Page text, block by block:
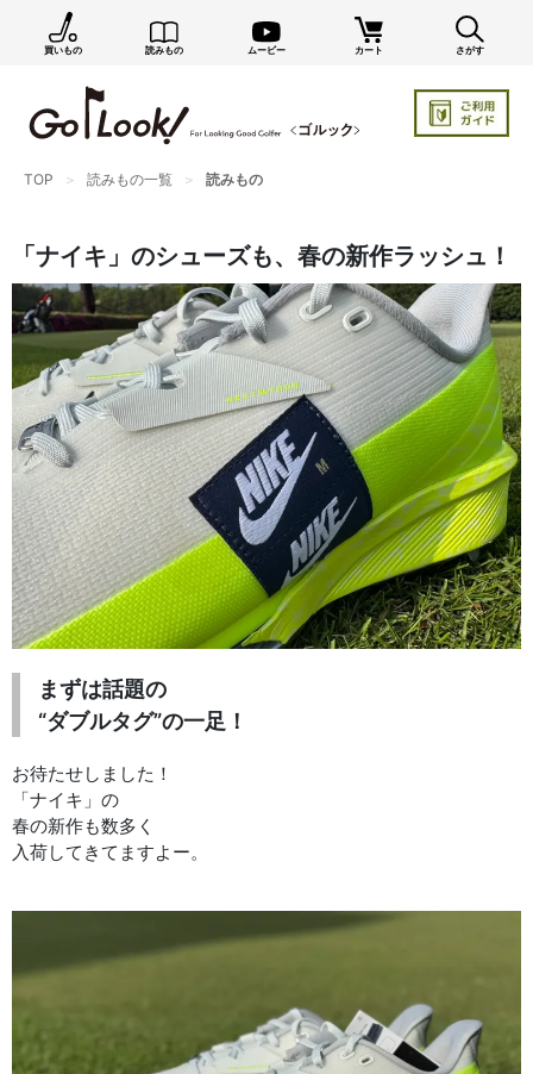
買いもの 読みもの ムービー カート さがす
TOP 読みもの一覧 読みもの
「ナイキ」のシューズも、春の新作ラッシュ！
まずは話題の
“ダブルタグ”の一足！
お待たせしました！
「ナイキ」の
春の新作も数多く
入荷してきてますよー。
×
GO/LOOK! からのお知らせ（受信設定）
新商品情報や編集部のオススメ、オトクな情報・買い
まだご登録でない方はぜひ！
編集部セレクトのスタイル提案・お得情報（ダイレクトメール）
カートに残っている商品のお知らせ（買い忘れ通知）
お知らせを受け取る
いつでもメール内のリンクから配信停止できます